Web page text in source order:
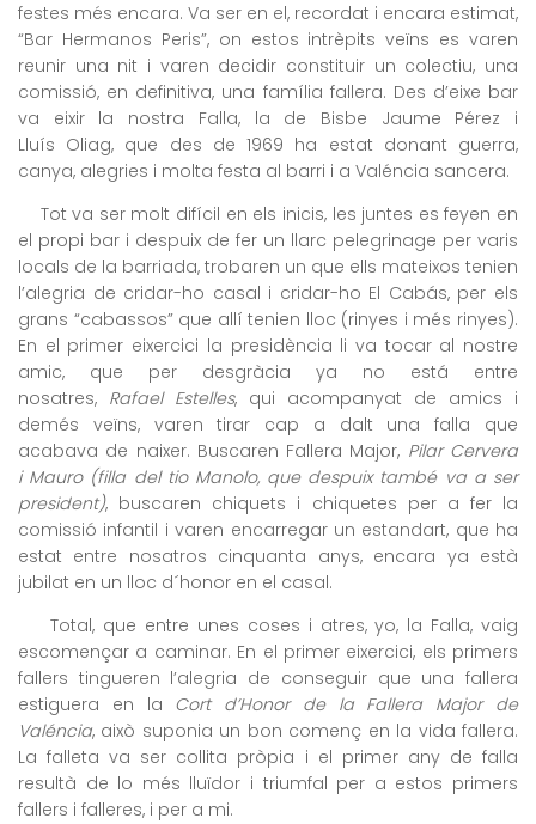
festes més encara. Va ser en el, recordat i encara estimat,
“Bar Hermanos Peris”, on estos intrèpits veïns es varen
reunir una nit i varen decidir constituir un colectiu, una
comissió, en definitiva, una família fallera. Des d’eixe bar
va eixir la nostra Falla, la de Bisbe Jaume Pérez i
Lluís Oliag, que des de 1969 ha estat donant guerra,
canya, alegries i molta festa al barri i a Valéncia sancera.
Tot va ser molt difícil en els inicis, les juntes es feyen en
el propi bar i despuix de fer un llarc pelegrinage per varis
locals de la barriada, trobaren un que ells mateixos tenien
l’alegria de cridar-ho casal i cridar-ho El Cabás, per els
grans “cabassos” que allí tenien lloc (rinyes i més rinyes).
En el primer eixercici la presidència li va tocar al nostre
amic, que per desgràcia ya no está entre
nosatres, Rafael Estelles, qui acompanyat de amics i
demés veïns, varen tirar cap a dalt una falla que
acabava de naixer. Buscaren Fallera Major, Pilar Cervera
i Mauro (filla del tio Manolo, que despuix també va a ser
president), buscaren chiquets i chiquetes per a fer la
comissió infantil i varen encarregar un estandart, que ha
estat entre nosatros cinquanta anys, encara ya està
jubilat en un lloc d´honor en el casal.
Total, que entre unes coses i atres, yo, la Falla, vaig
escomençar a caminar. En el primer eixercici, els primers
fallers tingueren l’alegria de conseguir que una fallera
estiguera en la Cort d’Honor de la Fallera Major de
Valéncia, això suponia un bon començ en la vida fallera.
La falleta va ser collita pròpia i el primer any de falla
resultà de lo més lluïdor i triumfal per a estos primers
fallers i falleres, i per a mi.